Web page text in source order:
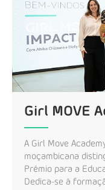
Girl MOVE
A Girl Move
moçambicana
Prémio para a
Dedica-se à